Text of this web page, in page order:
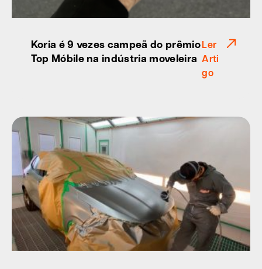
Koria é 9 vezes campeã do prêmio
Top Móbile na indústria moveleira
Ler
Arti
go